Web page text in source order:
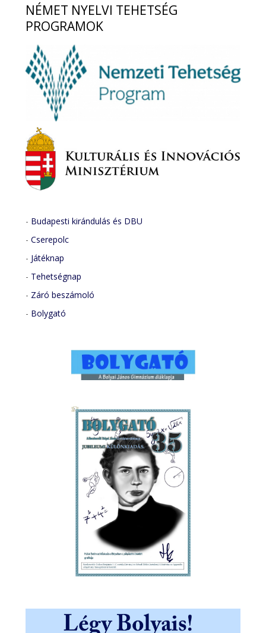
NÉMET NYELVI TEHETSÉG
PROGRAMOK
- Budapesti kirándulás és DBU
-Cserepolc
- Játéknap
- Tehetségnap
- Záró beszámoló
- Bolygató